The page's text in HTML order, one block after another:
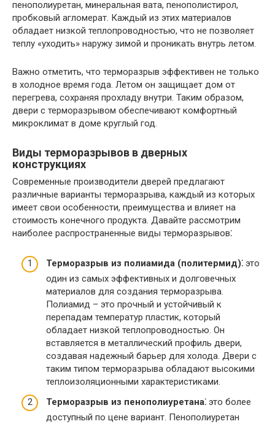
пенополиуретан, минеральная вата, пенополистирол,
пробковый агломерат.​ Каждый из этих материалов
обладает низкой теплопроводностью, что не позволяет
теплу «уходить» наружу зимой и проникать внутрь летом.​
Важно отметить, что терморазрыв эффективен не только
в холодное время года.​ Летом он защищает дом от
перегрева, сохраняя прохладу внутри.​ Таким образом,
двери с терморазрывом обеспечивают комфортный
микроклимат в доме круглый год.
Виды терморазрывов в дверных
конструкциях
Современные производители дверей предлагают
различные варианты терморазрыва, каждый из которых
имеет свои особенности, преимущества и влияет на
стоимость конечного продукта. Давайте рассмотрим
наиболее распространенные виды терморазрывов⁚
Терморазрыв из полиамида (политермид)⁚ это
один из самых эффективных и долговечных
материалов для создания терморазрыва.​
Полиамид – это прочный и устойчивый к
перепадам температур пластик, который
обладает низкой теплопроводностью.​ Он
вставляется в металлический профиль двери,
создавая надежный барьер для холода. Двери с
таким типом терморазрыва обладают высокими
теплоизоляционными характеристиками.​
Терморазрыв из пенополиуретана⁚ это более
доступный по цене вариант.​ Пенополиуретан